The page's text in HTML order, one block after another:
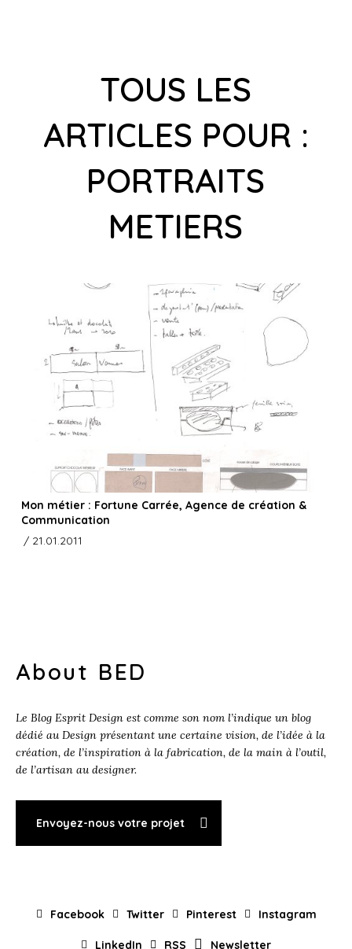
TOUS LES
ARTICLES POUR :
PORTRAITS
METIERS
Mon métier : Fortune Carrée, Agence de création &
Communication
/ 21.01.2011
About BED
Le Blog Esprit Design est comme son nom l’indique un blog
dédié au Design présentant une certaine vision, de l’idée à la
création, de l’inspiration à la fabrication, de la main à l’outil,
de l’artisan au designer.
Envoyez-nous votre projet
Facebook Twitter Pinterest Instagram
LinkedIn RSS Newsletter